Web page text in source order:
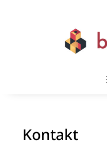
Kontakt